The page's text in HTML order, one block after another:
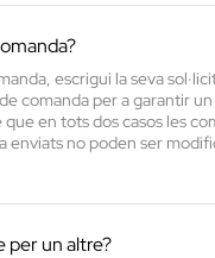
escrigui la seva
comanda per a garantir
en tots dos casos les
enviats no poden ser
per un altre?